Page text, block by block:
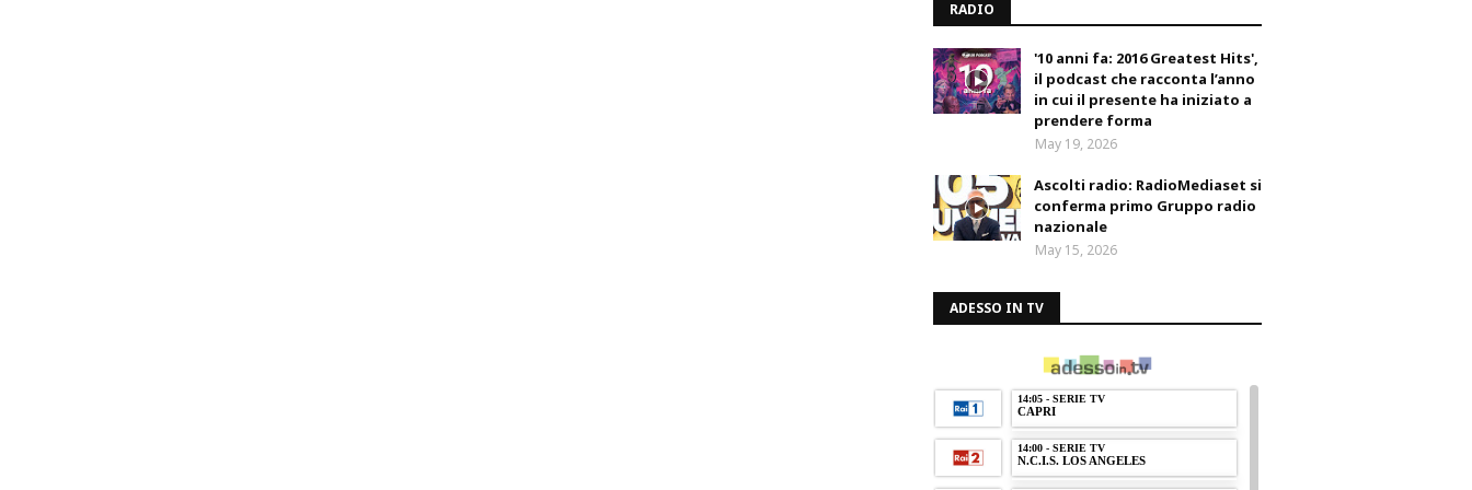
RADIO
'10 anni fa: 2016 Greatest Hits',
il podcast che racconta l’anno
in cui il presente ha iniziato a
prendere forma
May 19, 2026
Ascolti radio: RadioMediaset si
conferma primo Gruppo radio
nazionale
May 15, 2026
ADESSO IN TV